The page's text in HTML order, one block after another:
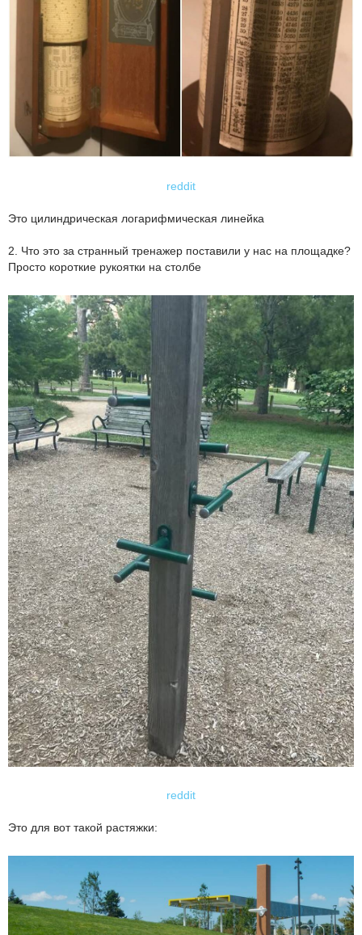
reddit
Это цилиндрическая логарифмическая линейка
2. Что это за странный тренажер поставили у нас на площадке?
Просто короткие рукоятки на столбе
reddit
Это для вот такой растяжки: